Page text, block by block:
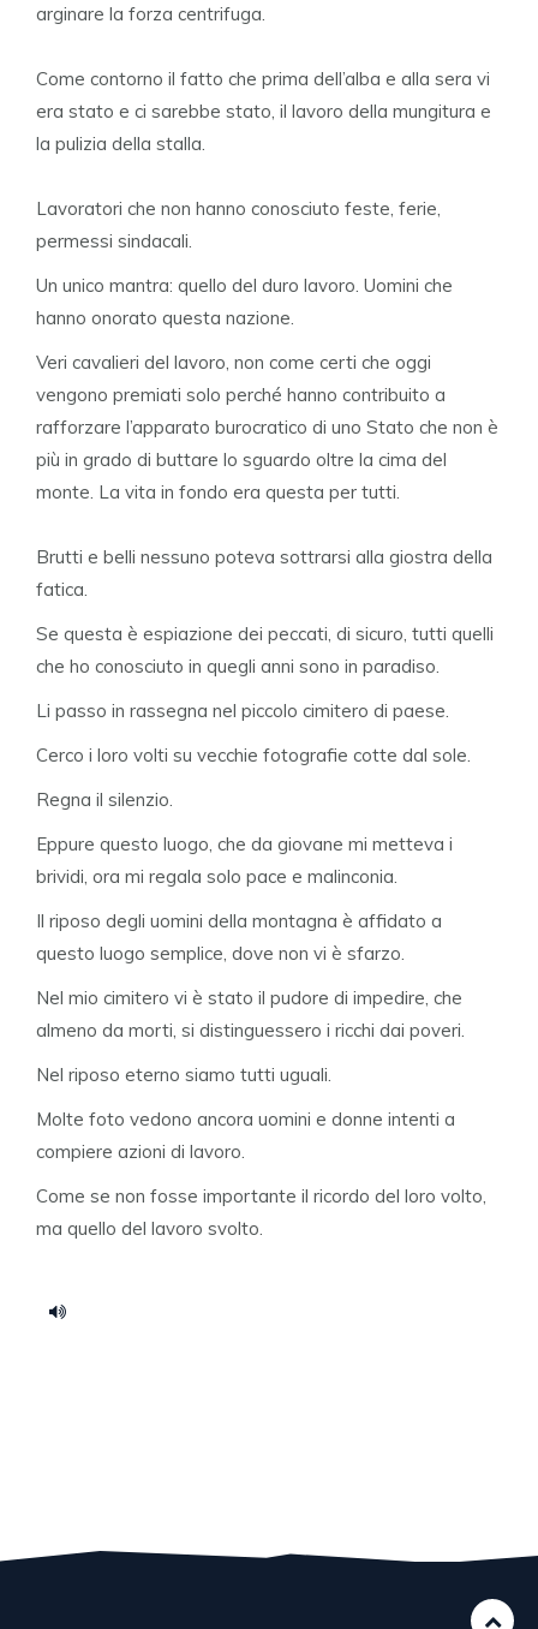
arginare la forza centrifuga.
Come contorno il fatto che prima dell’alba e alla sera vi
era stato e ci sarebbe stato, il lavoro della mungitura e
la pulizia della stalla.
Lavoratori che non hanno conosciuto feste, ferie,
permessi sindacali.
Un unico mantra: quello del duro lavoro. Uomini che
hanno onorato questa nazione.
Veri cavalieri del lavoro, non come certi che oggi
vengono premiati solo perché hanno contribuito a
rafforzare l’apparato burocratico di uno Stato che non è
più in grado di buttare lo sguardo oltre la cima del
monte. La vita in fondo era questa per tutti.
Brutti e belli nessuno poteva sottrarsi alla giostra della
fatica.
Se questa è espiazione dei peccati, di sicuro, tutti quelli
che ho conosciuto in quegli anni sono in paradiso.
Li passo in rassegna nel piccolo cimitero di paese.
Cerco i loro volti su vecchie fotografie cotte dal sole.
Regna il silenzio.
Eppure questo luogo, che da giovane mi metteva i
brividi, ora mi regala solo pace e malinconia.
Il riposo degli uomini della montagna è affidato a
questo luogo semplice, dove non vi è sfarzo.
Nel mio cimitero vi è stato il pudore di impedire, che
almeno da morti, si distinguessero i ricchi dai poveri.
Nel riposo eterno siamo tutti uguali.
Molte foto vedono ancora uomini e donne intenti a
compiere azioni di lavoro.
Come se non fosse importante il ricordo del loro volto,
ma quello del lavoro svolto.